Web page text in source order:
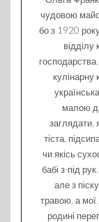
чудовою
бо з 1920
відділу
малою
заглядати,
тіста,
чи якісь
бабі з-під
але з
травою, а мої
родині